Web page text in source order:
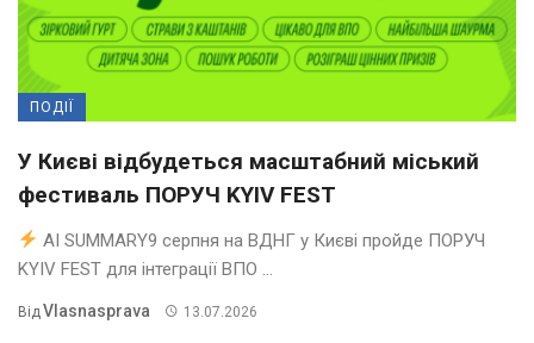
ПОДІЇ
У Києві відбудеться масштабний міський
фестиваль ПОРУЧ KYIV FEST
AI SUMMARY9 серпня на ВДНГ у Києві пройде ПОРУЧ
KYIV FEST для інтеграції ВПО ...
Від Vlasnasprava 13.07.2026